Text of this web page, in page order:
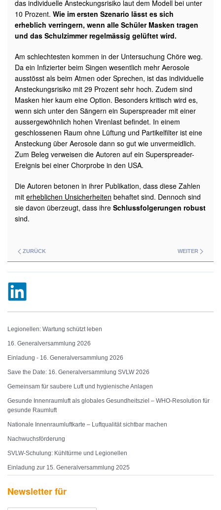
das individuelle Ansteckungsrisiko laut dem Modell bei unter
10 Prozent. Wie im ersten Szenario lässt es sich
erheblich verringern, wenn alle Schüler Masken tragen
und das Schulzimmer regelmässig gelüftet wird.
Am schlechtesten kommen in der Untersuchung Chöre weg.
Da ein Infizierter beim Singen wesentlich mehr Aerosole
ausstösst als beim Atmen oder Sprechen, ist das individuelle
Ansteckungsrisiko mit 29 Prozent sehr hoch. Zudem sind
Masken hier kaum eine Option. Besonders kritisch wird es,
wenn sich unter den Sängern ein Superspreader mit einer
aussergewöhnlich hohen Virenlast befindet. In einem
geschlossenen Raum ohne Lüftung und Partikelfilter ist eine
Ansteckung über Aerosole dann so gut wie unvermeidlich.
Zum Beleg verweisen die Autoren auf ein Superspreader-
Ereignis bei einer Chorprobe in den USA.
Die Autoren betonen in ihrer Publikation, dass diese Zahlen
mit erheblichen Unsicherheiten behaftet sind. Dennoch sind
sie davon überzeugt, dass ihre Schlussfolgerungen robust
sind.
ZURÜCK WEITER
Legionellen: Wartung schützt leben
16. Generalversammlung 2026
Einladung - 16. Generalversammlung 2026
Save the Date: 16. Generalversammlung SVLW 2026
Gemeinsam für saubere Luft und hygienische Anlagen
Gesunde Innenraumluft als globales Gesundheitsziel – WHO-Resolution für
gesunde Raumluft
Nationale Innenraumluftkarte – Luftqualität sichtbar machen
Nachwuchsförderung
SVLW-Schulung: Kühltürme und Legionellen
Einladung zur 15. Generalversammlung 2025
Newsletter für